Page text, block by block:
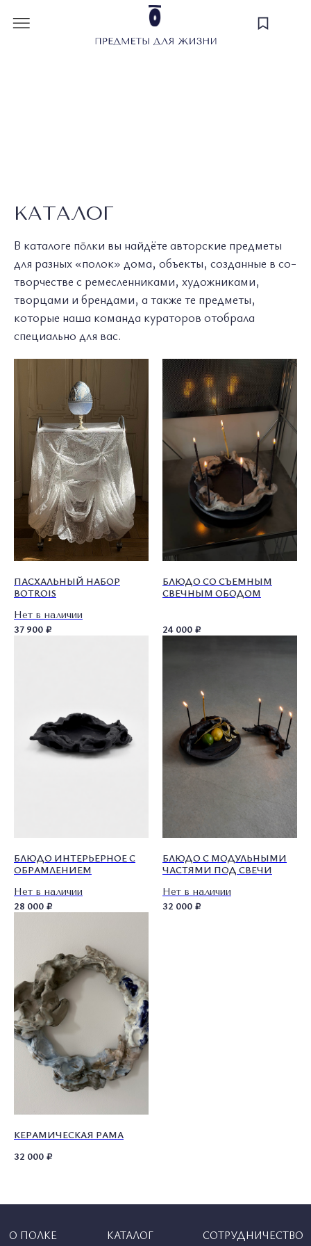
КАТАЛОГ
В каталоге пōлки вы найдёте авторские предметы
для разных «полок» дома, объекты, созданные в со-
творчестве с ремесленниками, художниками,
творцами и брендами, а также те предметы,
которые наша команда кураторов отобрала
специально для вас.
ПАСХАЛЬНЫЙ НАБОР
BOTROIS
37 900 ₽
Нет в наличии
БЛЮДО СО СЪЕМНЫМ
СВЕЧНЫМ ОБОДОМ
24 000 ₽
БЛЮДО ИНТЕРЬЕРНОЕ С
ОБРАМЛЕНИЕМ
28 000 ₽
Нет в наличии
БЛЮДО С МОДУЛЬНЫМИ
ЧАСТЯМИ ПОД СВЕЧИ
32 000 ₽
Нет в наличии
КЕРАМИЧЕСКАЯ РАМА
32 000 ₽
© 2026 ВСЕ ПРАВА ЗАЩИЩЕНЫ